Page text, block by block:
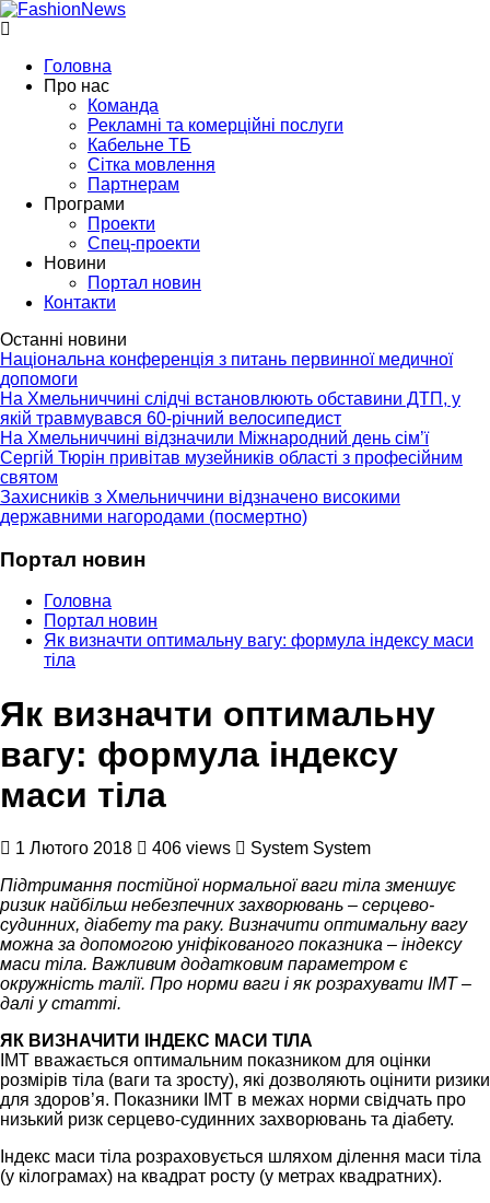
Головна
Про нас
Команда
Рекламні та комерційні послуги
Кабельне ТБ
Сітка мовлення
Партнерам
Програми
Проекти
Спец-проекти
Новини
Портал новин
Контакти
Останні новини
Національна конференція з питань первинної медичної
допомоги
На Хмельниччині слідчі встановлюють обставини ДТП, у
якій травмувався 60-річний велосипедист
На Хмельниччині відзначили Міжнародний день сім’ї
Сергій Тюрін привітав музейників області з професійним
святом
Захисників з Хмельниччини відзначено високими
державними нагородами (посмертно)
Портал новин
Головна
Портал новин
Як визначти оптимальну вагу: формула індексу маси
тіла
Як визначти оптимальну
вагу: формула індексу
маси тіла
1 Лютого 2018 406 views
System System
Підтримання постійної нормальної ваги тіла зменшує
ризик найбільш небезпечних захворювань – серцево-
судинних, діабету та раку. Визначити оптимальну вагу
можна за допомогою уніфікованого показника – індексу
маси тіла. Важливим додатковим параметром є
окружність талії. Про норми ваги і як розрахувати ІМТ –
далі у статті.
ЯК ВИЗНАЧИТИ ІНДЕКС МАСИ ТІЛА
ІМТ вважається оптимальним показником для оцінки
розмірів тіла (ваги та зросту), які дозволяють оцінити ризики
для здоров’я. Показники ІМТ в межах норми свідчать про
низький ризк серцево-судинних захворювань та діабету.
Індекс маси тіла розраховується шляхом ділення маси тіла
(у кілограмах) на квадрат росту (у метрах квадратних).